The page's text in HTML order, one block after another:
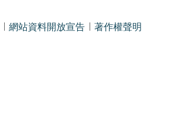
網站資料開放宣告 著作權聲明